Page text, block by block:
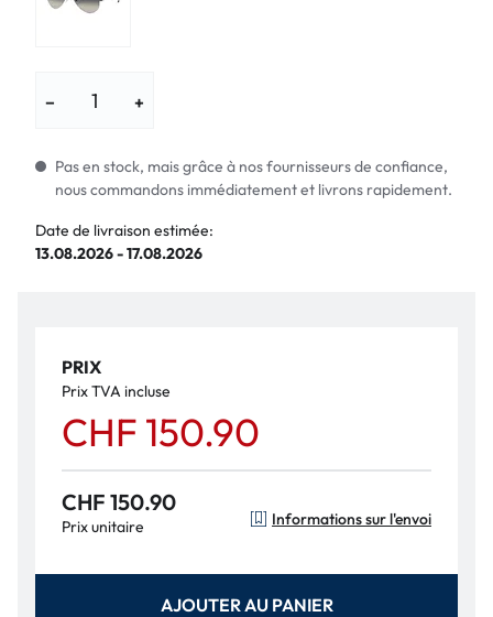
− +
Pas en stock, mais grâce à nos fournisseurs de confiance,
nous commandons immédiatement et livrons rapidement.
Date de livraison estimée:
13.08.2026 - 17.08.2026
PRIX
Prix TVA incluse
CHF 150.90
CHF 150.90
Prix unitaire Informations sur l'envoi
AJOUTER AU PANIER